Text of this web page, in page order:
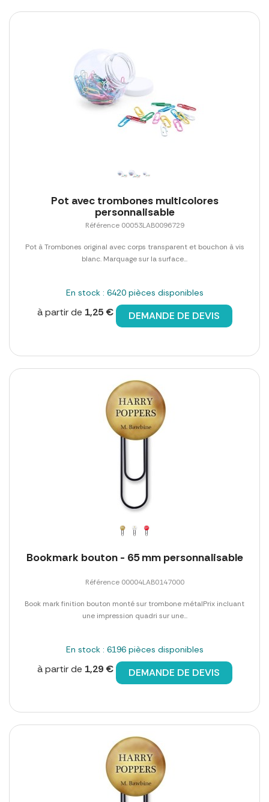
Pot avec trombones multicolores
personnalisable
Référence 00053LAB0096729
Pot à Trombones original avec corps transparent et bouchon à vis
blanc. Marquage sur la surface...
En stock : 6420 pièces disponibles
à partir de 1,25 € DEMANDE DE DEVIS
Bookmark bouton - 65 mm personnalisable
Référence 00004LAB0147000
Book mark finition bouton monté sur trombone métalPrix incluant
une impression quadri sur une...
En stock : 6196 pièces disponibles
à partir de 1,29 € DEMANDE DE DEVIS